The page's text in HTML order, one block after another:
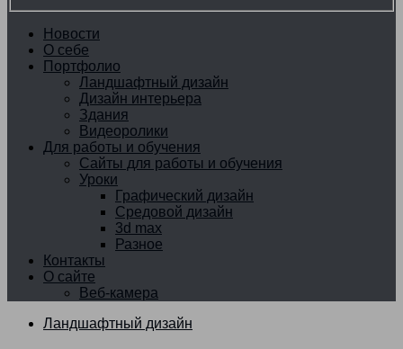
Новости
О себе
Портфолио
Ландшафтный дизайн
Дизайн интерьера
Здания
Видеоролики
Для работы и обучения
Сайты для работы и обучения
Уроки
Графический дизайн
Средовой дизайн
3d max
Разное
Контакты
О сайте
Веб-камера
Ландшафтный дизайн